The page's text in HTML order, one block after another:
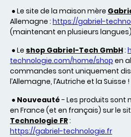
● Le site de la maison mère
Allemagne : https://gabriel-
(maintenant en plusieurs langues)
● Le shop Gabriel-Tech GmbH:
technologie.com/home/shop en
commandes sont uniquement
l’Allemagne, l’Autriche et la Suisse !
● Nouveauté - Les produits sont
en France (et en français) sur le
Technologie FR:
https://gabriel-technologie.fr